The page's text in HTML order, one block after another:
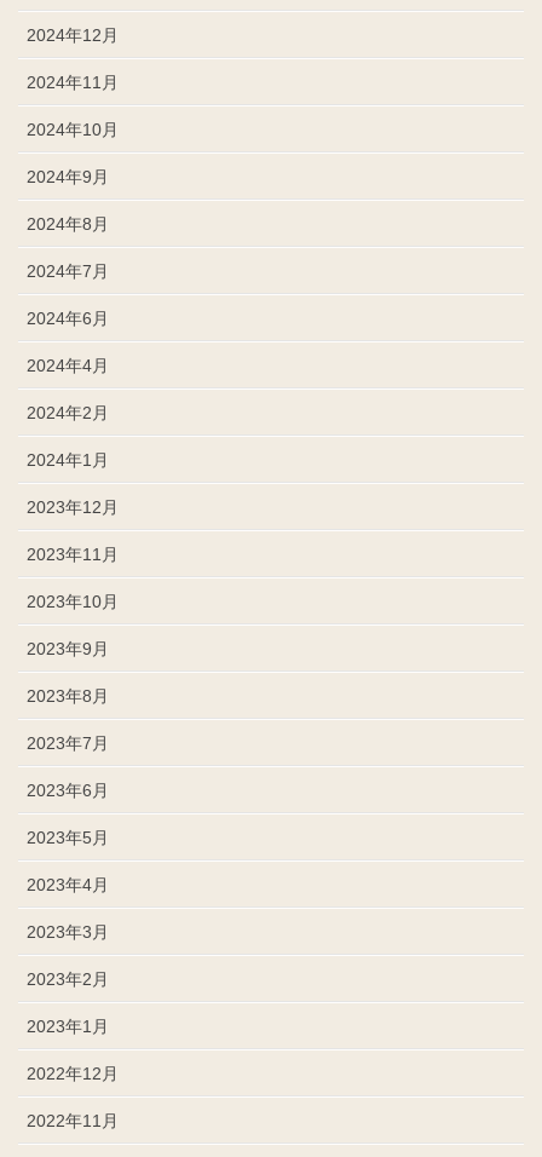
2024年12月
2024年11月
2024年10月
2024年9月
2024年8月
2024年7月
2024年6月
2024年4月
2024年2月
2024年1月
2023年12月
2023年11月
2023年10月
2023年9月
2023年8月
2023年7月
2023年6月
2023年5月
2023年4月
2023年3月
2023年2月
2023年1月
2022年12月
2022年11月